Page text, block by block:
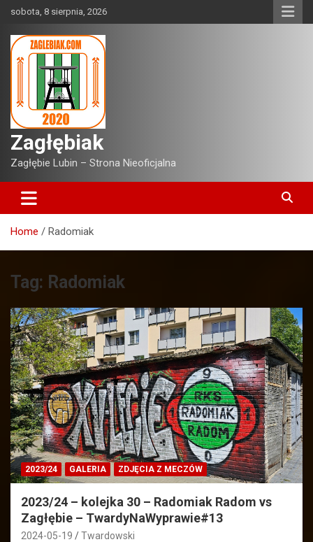
content
sobota, 8 sierpnia, 2026
Zagłębiak
Zagłębie Lubin – Strona Nieoficjalna
Home Radomiak
Tag: Radomiak
2023/24 GALERIA ZDJĘCIA Z MECZÓW
2023/24 – kolejka 30 – Radomiak Radom vs
Zagłębie – TwardyNaWyprawie#13
2024-05-19 Twardowski